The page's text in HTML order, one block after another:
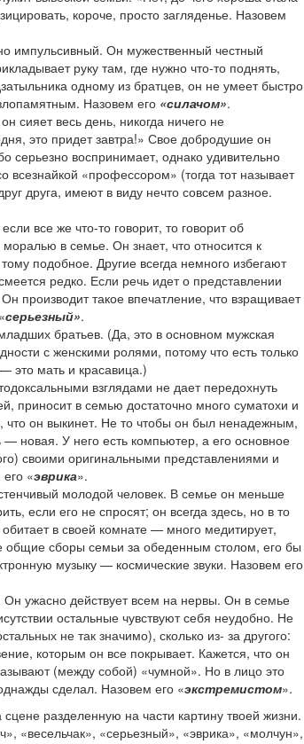
короче, просто загляденье. Назовем
импульсивный. Он мужественный честный
руку там, где нужно что-то поднять,
одному из братцев, он не умеет быстро
Назовем его «силачом».
сияет весь день, никогда ничего не
это придет завтра!» Свое добродушие он
серьезно воспринимает, однако удивительно
«профессором» (тогда тот называет
друга, имеют в виду нечто совсем разное.
все же что-то говорит, то говорит об
в семье. Он знает, что относится к
подобное. Другие всегда немного избегают
редко. Если речь идет о представлении
производит такое впечатление, что взращивает
серьезный».
братьев. (Да, это в основном мужская
с женскими ролями, потому что есть только
это мать и красавица.)
взглядами не дает передохнуть
приносит в семью достаточно много суматохи и
что он выкинет. Не то чтобы он был ненадежным,
новая. У него есть компьютер, а его основное
своими оригинальными представлениями и
«эврика».
молодой человек. В семье он меньше
если его не спросят; он всегда здесь, но в то
в своей комнате — много медитирует,
общие сборы семьи за обеденным столом, его бы
музыку — космические звуки. Назовем его
Он ужасно действует всем на нервы. Он в семье
остальные чувствуют себя неудобно. Не
не так значимо), сколько из- за другого:
которым он все покрывает. Кажется, что он
(между собой) «чумной». Но в лицо это
сделал. Назовем его «экстремистом».
разделенную на части картину твоей жизни.
«весельчак», «серьезный», «эврика», «молчун»,